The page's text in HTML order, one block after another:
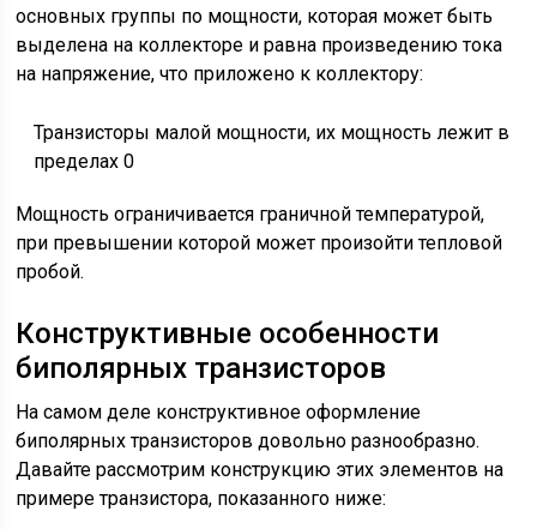
основных группы по мощности, которая может быть
выделена на коллекторе и равна произведению тока
на напряжение, что приложено к коллектору:
Транзисторы малой мощности, их мощность лежит в
пределах 0
Мощность ограничивается граничной температурой,
при превышении которой может произойти тепловой
пробой.
Конструктивные особенности
биполярных транзисторов
На самом деле конструктивное оформление
биполярных транзисторов довольно разнообразно.
Давайте рассмотрим конструкцию этих элементов на
примере транзистора, показанного ниже: